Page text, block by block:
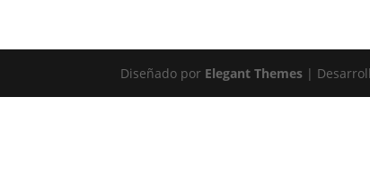
Diseñado por Elegant Themes |